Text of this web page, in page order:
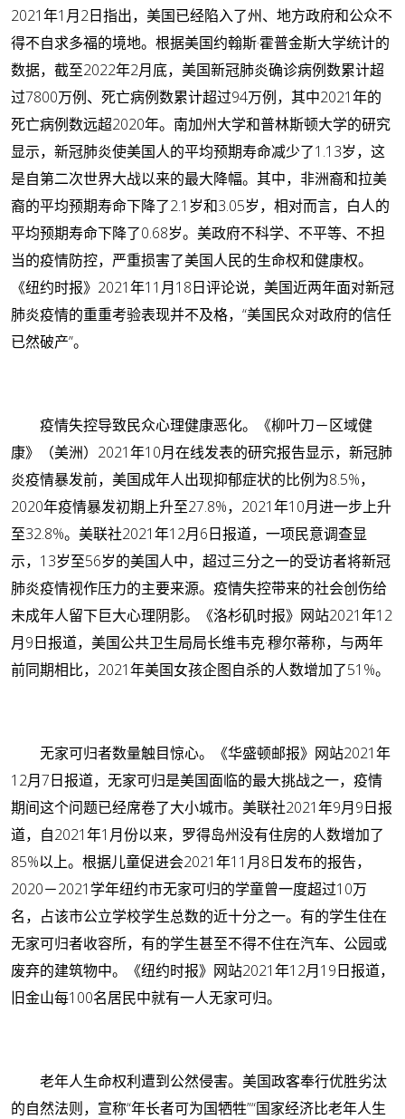
2021年1月2日指出，美国已经陷入了州、地方政府和公众不
得不自求多福的境地。根据美国约翰斯·霍普金斯大学统计的
数据，截至2022年2月底，美国新冠肺炎确诊病例数累计超
过7800万例、死亡病例数累计超过94万例，其中2021年的
死亡病例数远超2020年。南加州大学和普林斯顿大学的研究
显示，新冠肺炎使美国人的平均预期寿命减少了1.13岁，这
是自第二次世界大战以来的最大降幅。其中，非洲裔和拉美
裔的平均预期寿命下降了2.1岁和3.05岁，相对而言，白人的
平均预期寿命下降了0.68岁。美政府不科学、不平等、不担
当的疫情防控，严重损害了美国人民的生命权和健康权。
《纽约时报》2021年11月18日评论说，美国近两年面对新冠
肺炎疫情的重重考验表现并不及格，“美国民众对政府的信任
已然破产”。
疫情失控导致民众心理健康恶化。
《柳叶刀－区域健
康》（美洲）2021年10月在线发表的研究报告显示，新冠肺
炎疫情暴发前，美国成年人出现抑郁症状的比例为8.5%，
2020年疫情暴发初期上升至27.8%，2021年10月进一步上升
至32.8%。美联社2021年12月6日报道，一项民意调查显
示，13岁至56岁的美国人中，超过三分之一的受访者将新冠
肺炎疫情视作压力的主要来源。疫情失控带来的社会创伤给
未成年人留下巨大心理阴影。《洛杉矶时报》网站2021年12
月9日报道，美国公共卫生局局长维韦克·穆尔蒂称，与两年
前同期相比，2021年美国女孩企图自杀的人数增加了51%。
无家可归者数量触目惊心。
《华盛顿邮报》网站2021年
12月7日报道，无家可归是美国面临的最大挑战之一，疫情
期间这个问题已经席卷了大小城市。美联社2021年9月9日报
道，自2021年1月份以来，罗得岛州没有住房的人数增加了
85%以上。根据儿童促进会2021年11月8日发布的报告，
2020－2021学年纽约市无家可归的学童曾一度超过10万
名，占该市公立学校学生总数的近十分之一。有的学生住在
无家可归者收容所，有的学生甚至不得不住在汽车、公园或
废弃的建筑物中。《纽约时报》网站2021年12月19日报道，
旧金山每100名居民中就有一人无家可归。
老年人生命权利遭到公然侵害。 美国政客奉行优胜劣汰
的自然法则，宣称“年长者可为国牺牲”“国家经济比老年人生